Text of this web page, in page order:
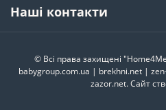
Наші контакти
© Всі права захищені
babygroup.com.ua | brekhni.net|
zazor.net. Сайт